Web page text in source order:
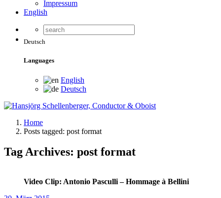
Impressum
English
Deutsch
Languages
English
Deutsch
Home
Posts tagged: post format
Tag Archives: post format
Video Clip: Antonio Pasculli – Hommage à Bellini